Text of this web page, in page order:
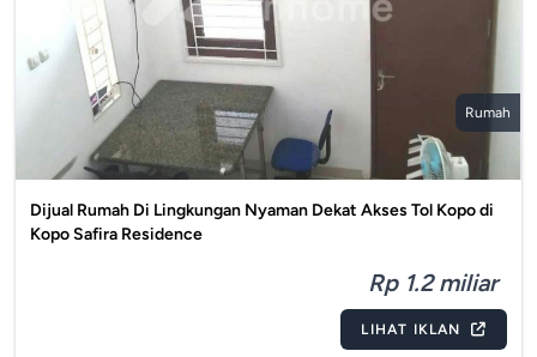
Rumah
Dijual Rumah Di Lingkungan Nyaman Dekat Akses Tol Kopo di
Kopo Safira Residence
Rp 1.2 miliar
LIHAT IKLAN